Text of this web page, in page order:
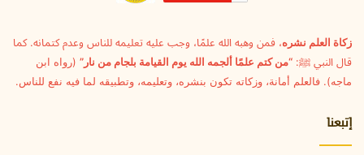
و
ن
ي
زكاة العلم نشره، فمن وهبه الله علمًا، وجب عليه تعليمه للناس وعدم كتمانه. كما
قال النبي ﷺ: “من كتم علمًا ألجمه الله يوم القيامة بلجام من نار” (رواه ابن
ماجه). فالعلم أمانة، وزكاته تكون بنشره، وتعليمه، وتطبيقه لما فيه نفع للناس.
إتبعنا